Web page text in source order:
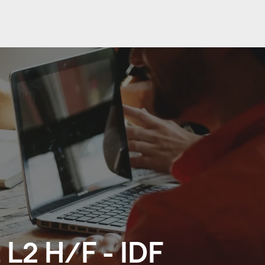
H/F - IDF